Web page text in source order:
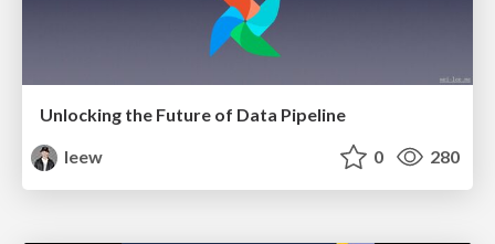
Unlocking the Future of Data Pipeline
leew
0 280